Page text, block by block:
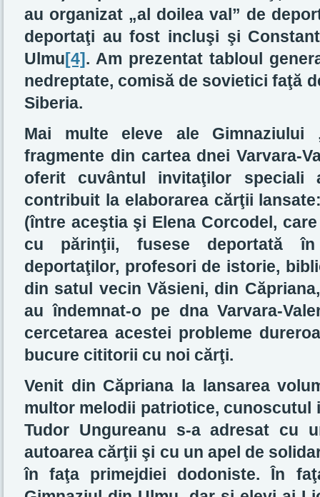
au organizat „al doilea val” de
deportaţi au fost incluşi şi
Ulmu[4]. Am prezentat tabloul
nedreptate, comisă de sovietici faţă
Siberia.
Mai multe eleve ale Gimnaziului
fragmente din cartea dnei Varvara-
oferit cuvântul invitaţilor
contribuit la elaborarea cărţii
(între aceştia şi Elena Corcodel,
cu părinţii, fusese deportată
deportaţilor, profesori de istorie,
din satul vecin Văsieni, din
au îndemnat-o pe dna Varvara-
cercetarea acestei probleme
bucure cititorii cu noi cărţi.
Venit din Căpriana la lansarea
multor melodii patriotice, cunoscutul
Tudor Ungureanu s-a adresat cu
autoarea cărţii şi cu un apel de
în faţa primejdiei dodoniste. În